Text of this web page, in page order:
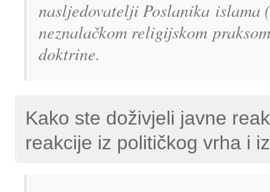
nasljedovatelji Poslanika islama
neznalačkom religijskom
doktrine.
Kako ste doživjeli javne
reakcije iz političkog vrha i